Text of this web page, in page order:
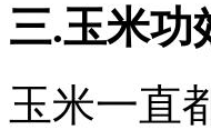
三.玉米功
玉米一直都